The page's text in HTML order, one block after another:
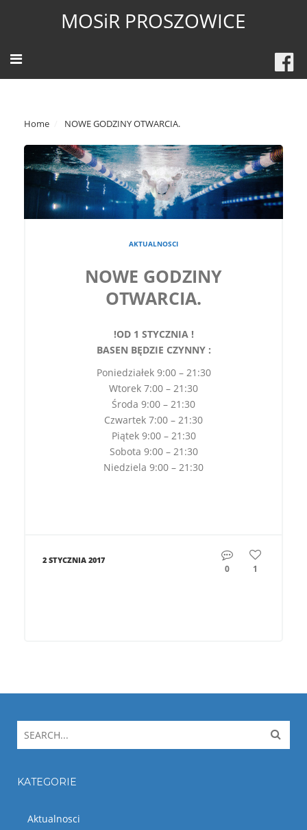
MOSiR PROSZOWICE
Home NOWE GODZINY OTWARCIA.
AKTUALNOSCI
NOWE GODZINY
OTWARCIA.
!OD 1 STYCZNIA !
BASEN BĘDZIE CZYNNY :
Poniedziałek 9:00 – 21:30
Wtorek 7:00 – 21:30
Środa 9:00 – 21:30
Czwartek 7:00 – 21:30
Piątek 9:00 – 21:30
Sobota 9:00 – 21:30
Niedziela 9:00 – 21:30
2 STYCZNIA 2017
0 1
KATEGORIE
Aktualnosci